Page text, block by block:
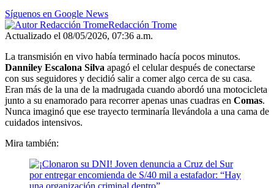
Síguenos en Google News
Redacción Trome
Actualizado el 08/05/2026, 07:36 a.m.
La transmisión en vivo había terminado hacía pocos minutos.
Danniley Escalona Silva apagó el celular después de conectarse
con sus seguidores y decidió salir a comer algo cerca de su casa.
Eran más de la una de la madrugada cuando abordó una motocicleta
junto a su enamorado para recorrer apenas unas cuadras en Comas.
Nunca imaginó que ese trayecto terminaría llevándola a una cama de
cuidados intensivos.
Mira también: